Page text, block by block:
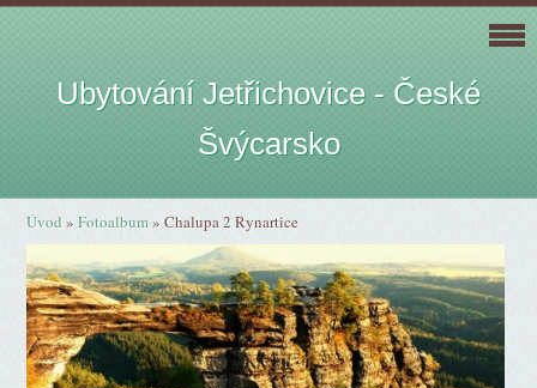
Ubytování Jetřichovice - České
Švýcarsko
Úvod »Fotoalbum»Chalupa 2 Rynartice